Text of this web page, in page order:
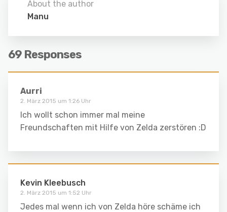
About the author
Manu
69 Responses
Aurri
2. März 2015 um 1:26 Uhr
Ich wollt schon immer mal meine
Freundschaften mit Hilfe von Zelda zerstören :D
Kevin Kleebusch
2. März 2015 um 1:52 Uhr
Jedes mal wenn ich von Zelda höre schäme ich